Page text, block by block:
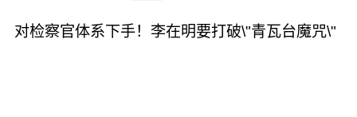
对检察官体系下手！李在明要打破\"青瓦台魔咒\"